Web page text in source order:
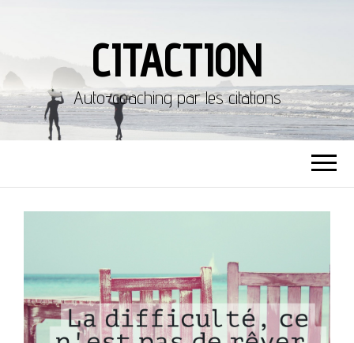
CITACTION
Auto-coaching par les citations